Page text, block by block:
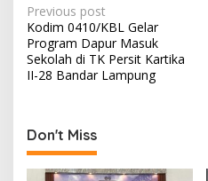
P
o
s
a
v
Previous post
Kodim 0410/KBL Gelar
Program Dapur Masuk
Sekolah di TK Persit Kartika
II-28 Bandar Lampung
Don't Miss